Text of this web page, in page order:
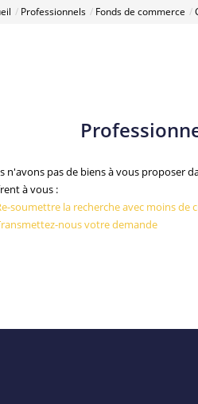
Professionnels Fonds de commerce
n'avons pas de biens à vous proposer
à vous :
soumettre la recherche avec moins de
nous votre demande